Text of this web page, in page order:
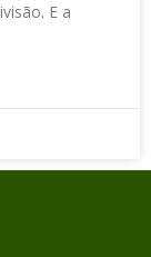
E a